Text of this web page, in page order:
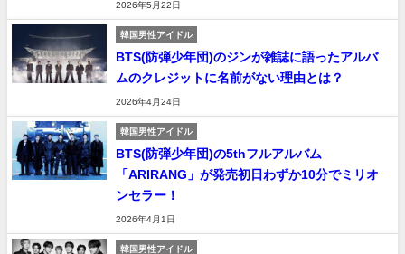
2026年5月22日
韓国男性アイドル
BTS(防弾少年団)のジンが雑誌に語ったアルバ
ムのクレジットに名前がない理由とは？
2026年4月24日
韓国男性アイドル
BTS(防弾少年団)の5thフルアルバム
「ARIRANG」が発売初日わずか10分でミリオ
ンセラー！
2026年4月1日
韓国男性アイドル